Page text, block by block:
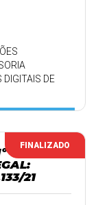
DIGITAIS DE
FINALIZADO
21